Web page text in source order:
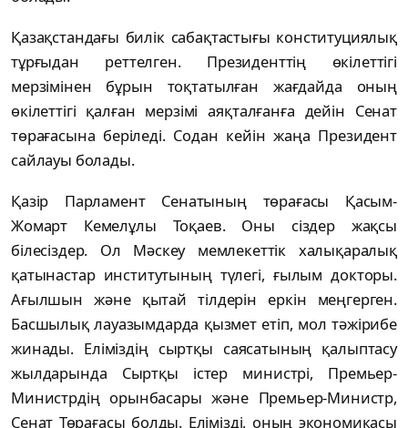
Қазақстандағы билік сабақтастығы конституциялық
тұрғыдан реттелген. Президенттің өкілеттігі
мерзімінен бұрын тоқтатылған жағдайда оның
өкілеттігі қалған мерзімі аяқталғанға дейін Сенат
төрағасына беріледі. Содан кейін жаңа Президент
сайлауы болады.
Қазір Парламент Сенатының төрағасы Қасым-
Жомарт Кемелұлы Тоқаев. Оны сіздер жақсы
білесіздер. Ол Мәскеу мемлекеттік халықаралық
қатынастар институтының түлегі, ғылым докторы.
Ағылшын және қытай тілдерін еркін меңгерген.
Басшылық лауазымдарда қызмет етіп, мол тәжірибе
жинады. Еліміздің сыртқы саясатының қалыптасу
жылдарында Сыртқы істер министрі, Премьер-
Министрдің орынбасары және Премьер-Министр,
Сенат Төрағасы болды. Елімізді, оның экономикасы